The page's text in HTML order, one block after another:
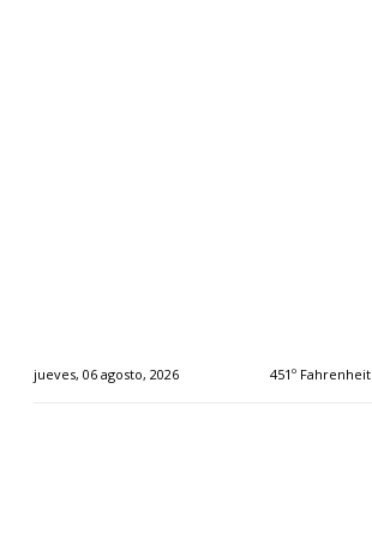
jueves, 06 agosto, 2026 451º Fahrenheit